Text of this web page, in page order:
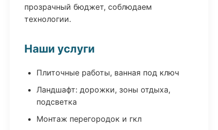
прозрачный бюджет, соблюдаем
технологии.
Наши услуги
Плиточные работы, ванная под ключ
Ландшафт: дорожки, зоны отдыха,
подсветка
Монтаж перегородок и гкл